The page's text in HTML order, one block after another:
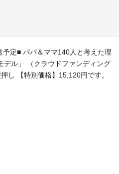
定■ パパ＆ママ140人と考えた理
デル」 （クラウドファンディング
し 【特別価格】15,120円です。